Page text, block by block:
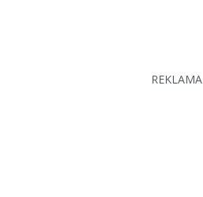
REKLAMA